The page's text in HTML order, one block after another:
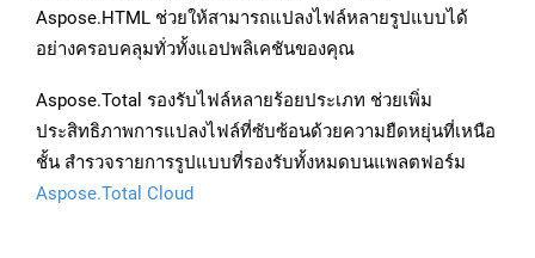
Aspose.HTML ช่วยให้สามารถแปลงไฟล์หลายรูปแบบได้
อย่างครอบคลุมทั่วทั้งแอปพลิเคชันของคุณ
Aspose.Total รองรับไฟล์หลายร้อยประเภท ช่วยเพิ่ม
ประสิทธิภาพการแปลงไฟล์ที่ซับซ้อนด้วยความยืดหยุ่นที่เหนือ
ชั้น สำรวจรายการรูปแบบที่รองรับทั้งหมดบนแพลตฟอร์ม
Aspose.Total Cloud